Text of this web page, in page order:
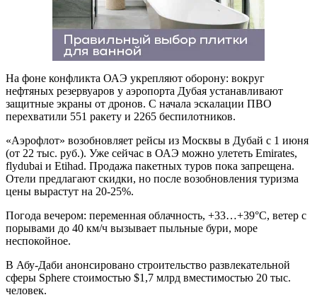
На фоне конфликта ОАЭ укрепляют оборону: вокруг
нефтяных резервуаров у аэропорта Дубая устанавливают
защитные экраны от дронов. С начала эскалации ПВО
перехватили 551 ракету и 2265 беспилотников.
«Аэрофлот» возобновляет рейсы из Москвы в Дубай с 1 июня
(от 22 тыс. руб.). Уже сейчас в ОАЭ можно улететь Emirates,
flydubai и Etihad. Продажа пакетных туров пока запрещена.
Отели предлагают скидки, но после возобновления туризма
цены вырастут на 20-25%.
Погода вечером: переменная облачность, +33…+39°C, ветер с
порывами до 40 км/ч вызывает пыльные бури, море
неспокойное.
В Абу-Даби анонсировано строительство развлекательной
сферы Sphere стоимостью $1,7 млрд вместимостью 20 тыс.
человек.